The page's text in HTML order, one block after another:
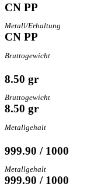
CN PP
Metall/Erhaltung
CN PP
Bruttogewicht
8.50 gr
Bruttogewicht
8.50 gr
Metallgehalt
999.90 / 1000
Metallgehalt
999.90 / 1000